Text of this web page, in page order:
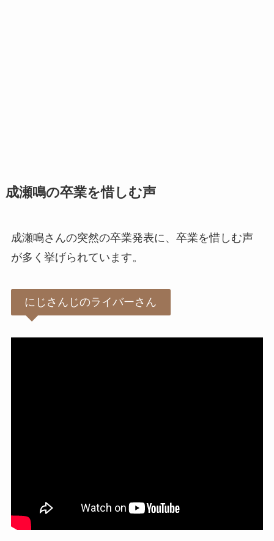
成瀬鳴の卒業を惜しむ声
成瀬鳴さんの突然の卒業発表に、卒業を惜しむ声
が多く挙げられています。
にじさんじのライバーさん